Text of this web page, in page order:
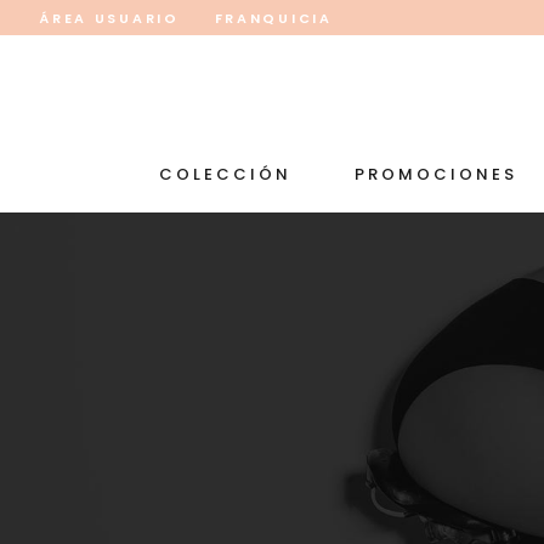
ÁREA USUARIO FRANQUICIA
COLECCIÓN PROMOCIONES